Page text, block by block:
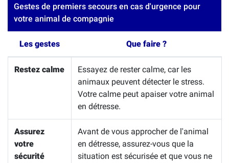
Gestes de premiers secours en cas d'urgence pour
votre animal de compagnie
Les gestes Que faire ?
Restez calme
Essayez de rester calme, car les
animaux peuvent détecter le stress.
Votre calme peut apaiser votre animal
en détresse.
Assurez
votre
sécurité
Avant de vous approcher de l'animal
en détresse, assurez-vous que la
situation est sécurisée et que vous ne